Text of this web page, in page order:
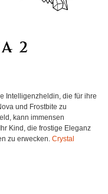
Intelligenzheldin, die für ihre
und Frostbite zu
kann immensen
Kind, die frostige Eleganz
zu erwecken. Crystal